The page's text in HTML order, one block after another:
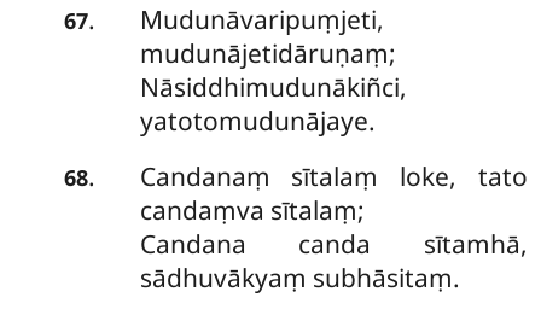
67.
Mudunāvaripuṃjeti,
mudunājetidāruṇaṃ;
Nāsiddhimudunākiñci,
yatotomudunājaye.
68. Candanaṃ sītalaṃ loke, tato
candaṃva sītalaṃ;
Candana canda sītamhā,
sādhuvākyaṃ subhāsitaṃ.